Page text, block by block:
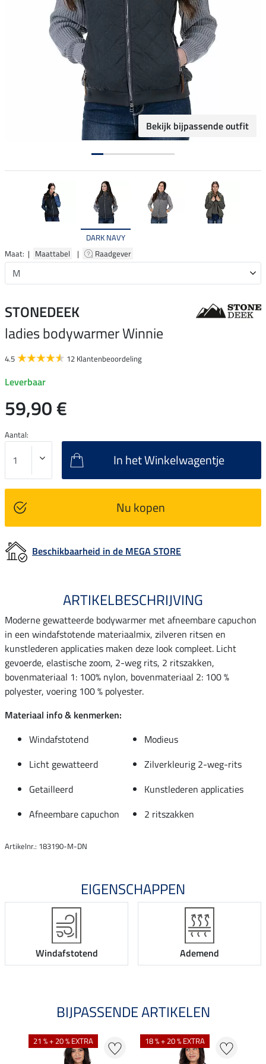
Bekijk bijpassende outfit
DARK NAVY
Maat: | Maattabel | Raadgever
STONEDEEK
ladies bodywarmer Winnie
4.5 12 Klantenbeoordeling
Leverbaar
59,90 €
Aantal:
In het Winkelwagentje
Nu kopen
Beschikbaarheid in de MEGA STORE
ARTIKELBESCHRIJVING
Moderne gewatteerde bodywarmer met afneembare capuchon
in een windafstotende materiaalmix, zilveren ritsen en
kunstlederen applicaties maken deze look compleet. Licht
gevoerde, elastische zoom, 2-weg rits, 2 ritszakken,
bovenmateriaal 1: 100% nylon, bovenmateriaal 2: 100 %
polyester, voering 100 % polyester.
Materiaal info & kenmerken:
Windafstotend
Modieus
Licht gewatteerd
Zilverkleurig 2-weg-rits
Getailleerd
Kunstlederen applicaties
Afneembare capuchon
2 ritszakken
Artikelnr.: 183190-M-DN
EIGENSCHAPPEN
Windafstotend Ademend
BIJPASSENDE ARTIKELEN
21 % + 20 % EXTRA 18 % + 20 % EXTRA